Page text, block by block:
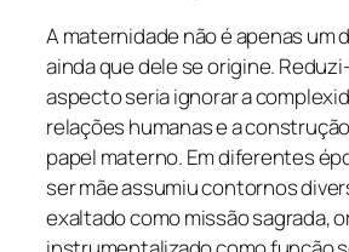
A maternidade não é apenas um
ainda que dele se origine.
aspecto seria ignorar a
relações humanas e a
papel materno. Em diferentes
ser mãe assumiu contornos
exaltado como missão sagrada,